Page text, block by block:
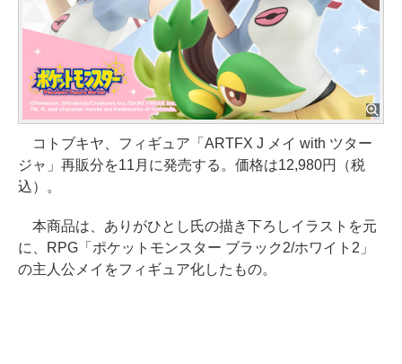
コトブキヤ、フィギュア「ARTFX J メイ with ツター
ジャ」再販分を11月に発売する。価格は12,980円（税
込）。
本商品は、ありがひとし氏の描き下ろしイラストを元
に、RPG「ポケットモンスター ブラック2/ホワイト2」
の主人公メイをフィギュア化したもの。